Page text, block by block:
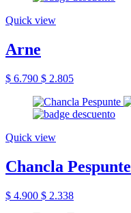
Quick view
Arne
$ 6.790 $ 2.805
Quick view
Chancla Pespunte
$ 4.900 $ 2.338